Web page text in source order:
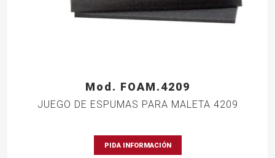
Mod. FOAM.4209
JUEGO DE ESPUMAS PARA MALETA 4209
PIDA INFORMACIÓN